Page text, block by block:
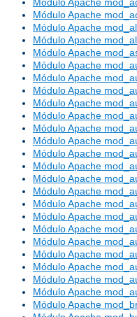
Módulo Apache
Módulo Apache
Módulo Apache
Módulo Apache
Módulo Apache
Módulo Apache
Módulo Apache
Módulo Apache
Módulo Apache
Módulo Apache
Módulo Apache
Módulo Apache
Módulo Apache
Módulo Apache
Módulo Apache
Módulo Apache
Módulo Apache
Módulo Apache
Módulo Apache
Módulo Apache
Módulo Apache
Módulo Apache
Módulo Apache
Módulo Apache